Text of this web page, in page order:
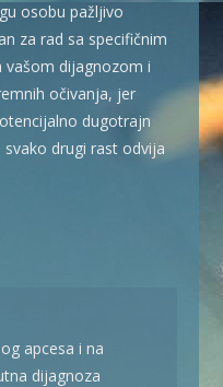
osobu pažljivo
za rad sa specifičnim
vašom dijagnozom i
očivanja, jer
dugotrajn
drugi rast odvija
apcesa i na
dijagnoza